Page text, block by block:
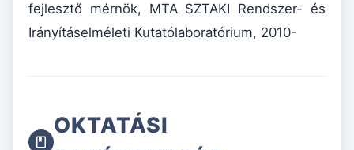
fejlesztő mérnök, MTA SZTAKI Rendszer- és
Irányításelméleti Kutatólaboratórium, 2010-
OKTATÁSI